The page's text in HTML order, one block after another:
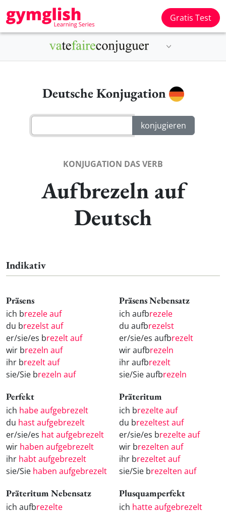
Gratis Test
Deutsche Konjugation
KONJUGATION DAS VERB
Aufbrezeln auf
Deutsch
Indikativ
Präsens
ich brezele auf
du brezelst auf
er/sie/es brezelt auf
wir brezeln auf
ihr brezelt auf
sie/Sie brezeln auf
Präsens Nebensatz
ich aufbrezele
du aufbrezelst
er/sie/es aufbrezelt
wir aufbrezeln
ihr aufbrezelt
sie/Sie aufbrezeln
Perfekt
ich habe aufgebrezelt
du hast aufgebrezelt
er/sie/es hat aufgebrezelt
wir haben aufgebrezelt
ihr habt aufgebrezelt
sie/Sie haben aufgebrezelt
Präteritum
ich brezelte auf
du brezeltest auf
er/sie/es brezelte auf
wir brezelten auf
ihr brezeltet auf
sie/Sie brezelten auf
Präteritum Nebensatz
ich aufbrezelte
Plusquamperfekt
ich hatte aufgebrezelt